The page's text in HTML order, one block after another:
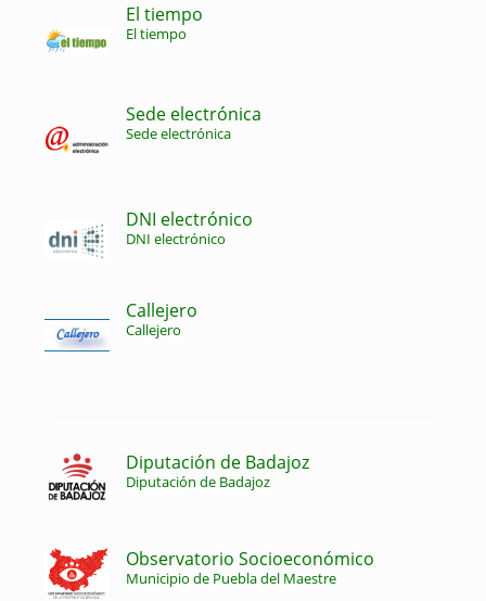
El tiempo
El tiempo
Sede electrónica
Sede electrónica
DNI electrónico
DNI electrónico
Callejero
Callejero
Diputación de Badajoz
Diputación de Badajoz
Observatorio Socioeconómico
Municipio de Puebla del Maestre